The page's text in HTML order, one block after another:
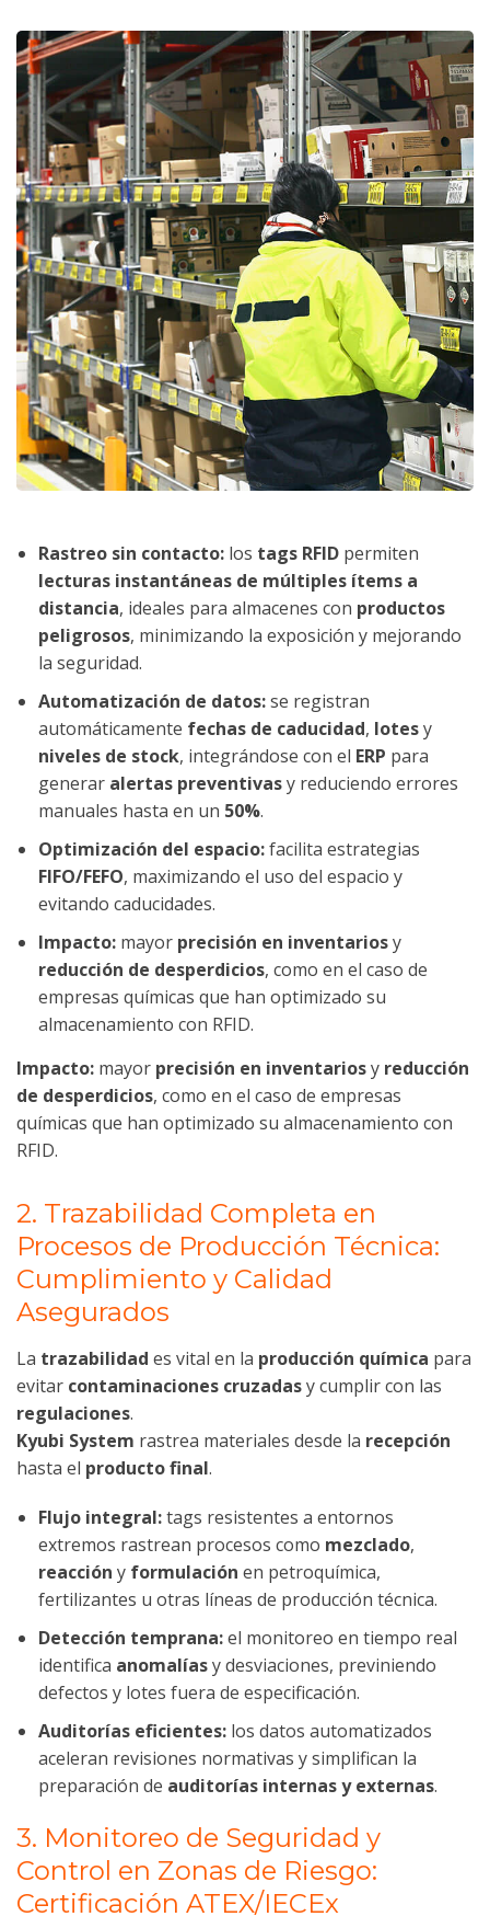
Rastreo sin contacto: los tags RFID permiten
lecturas instantáneas de múltiples ítems a
distancia, ideales para almacenes con productos
peligrosos, minimizando la exposición y mejorando
la seguridad.
Automatización de datos:se registran
automáticamente fechas de caducidad, lotesy
niveles de stock, integrándose con el ERP para
generar alertas preventivasy reduciendo errores
manuales hasta en un 50%.
Optimización del espacio:facilita estrategias
FIFO/FEFO, maximizando el uso del espacio y
evitando caducidades.
Impacto: mayor precisión en inventariosy
reducción de desperdicios, como en el caso de
empresas químicas que han optimizado su
almacenamiento con RFID.
Impacto: mayor precisión en inventariosy reducción
de desperdicios, como en el caso de empresas
químicas que han optimizado su almacenamiento con
RFID.
2. Trazabilidad Completa en
Procesos de Producción Técnica:
Cumplimiento y Calidad
Asegurados
La trazabilidad es vital en la producción química para
evitar contaminaciones cruzadasy cumplir con las
regulaciones.
Kyubi System rastrea materiales desde la recepción
hasta el producto final.
Flujo integral:tags resistentes a entornos
extremos rastrean procesos como mezclado,
reacción y formulación en petroquímica,
fertilizantes u otras líneas de producción técnica.
Detección temprana:el monitoreo en tiempo real
identifica anomalíasy desviaciones, previniendo
defectos y lotes fuera de especificación.
Auditorías eficientes: los datos automatizados
aceleran revisiones normativas y simplifican la
preparación de auditorías internas y externas.
3. Monitoreo de Seguridad y
Control en Zonas de Riesgo:
Certificación ATEX/IECEx